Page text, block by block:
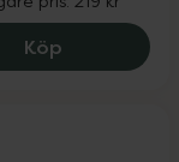
Sensitive
Köp Eucerin